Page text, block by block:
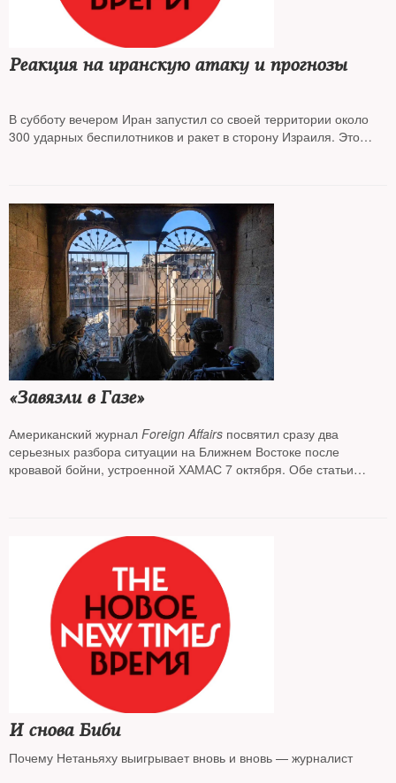
Реакция на иранскую атаку и прогнозы
В субботу вечером Иран запустил со своей территории около
300 ударных беспилотников и ракет в сторону Израиля. Это
незначительный ущерб. Колонки мировых СМИ пересказывает
Маша Слоним
«Завязли в Газе»
Американский журнал Foreign Affairs посвятил сразу два
серьезных разбора ситуации на Ближнем Востоке после
кровавой бойни, устроенной ХАМАС 7 октября. Обе статьи
И снова Биби
Почему Нетаньяху выигрывает вновь и вновь — журналист